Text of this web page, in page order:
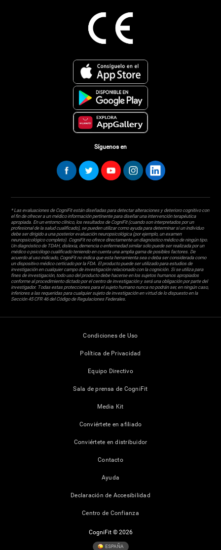
Síguenos en
* Las evaluaciones de CogniFit están diseñadas para detectar alteraciones y deterioro cognitivo con
el fin de ofrecer a un médico información pertinente para diseñar una intervención terapéutica
apropiada. En un entorno clínico, los resultados de CogniFit (cuando son interpretados por un
profesional de la salud cualificado), se pueden utilizar como ayuda para determinar si un individuo
debe ser dirigido a una posterior evaluación neuropsicológica (por ejemplo, un examen
neuropsicológico completo). CogniFit no ofrece directamente un diagnóstico médico de ningún tipo.
Un diagnóstico de TDAH, dislexia, demencia o enfermedad similar sólo puede ser realizada por un
médico o psicólogo cualificado teniendo en cuenta una amplia gama de posibles factores. De
acuerdo al uso indicado, CogniFit no indica que esta herramienta sea o deba ser considerada como
un dispositivo médico certicado por la FDA. El producto puede ser utilizado para estudios de
investigación en cualquier campo de investigación relacionado con la cognición. Si se utiliza para
fines de investigación, todo uso del producto debe hacerse en los sujetos humanos apropiados
conforme al procedimiento dictado por el centro de investigación y será una obligación por parte del
investigador. Todas estas protecciones para el sujeto humano nunca no podrán ser, en ningún caso,
inferiores a las requeridas para cualquier sujeto de investigación en virtud de lo dispuesto en la
Sección 45 CFR 46 del Código de Regulaciones Federales.
Condiciones de Uso
Política de Privacidad
Equipo Directivo
Sala de prensa de CogniFit
Media Kit
Conviértete en afiliado
Conviértete en distribuidor
Contacto
Ayuda
Declaración de Accesibilidad
Centro de Confianza
CogniFit © 2026
ESPAÑA